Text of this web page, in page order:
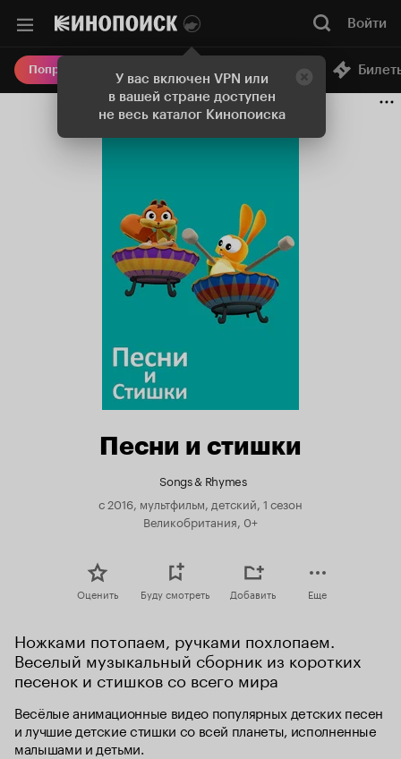
У вас включен VPN или
в вашей стране доступен
не весь каталог Кинопоиска
Войти
Попробовать Плюс Онлайн-кинотеатр
Песни и стишки
Songs & Rhymes
с 2016, мультфильм, детский, 1 сезон
Великобритания, 0+
Оценить Буду смотреть Добавить Еще
Ножками потопаем, ручками похлопаем.
Веселый музыкальный сборник из коротких
песенок и стишков со всего мира
Весёлые анимационные видео популярных детских песен
и лучшие детские стишки со всей планеты, исполненные
малышами и детьми.